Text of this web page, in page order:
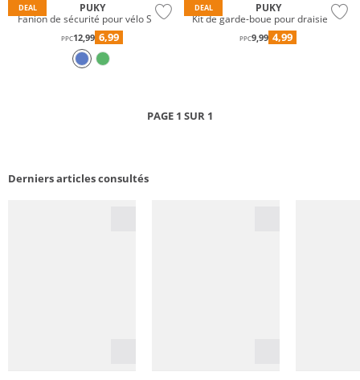
DEAL
PUKY
Fanion de sécurité pour vélo SW3
PPC12,99 6,99
DEAL
PUKY
Kit de garde-boue pour draisienne
PPC9,99 4,99
PAGE 1 SUR 1
Derniers articles consultés